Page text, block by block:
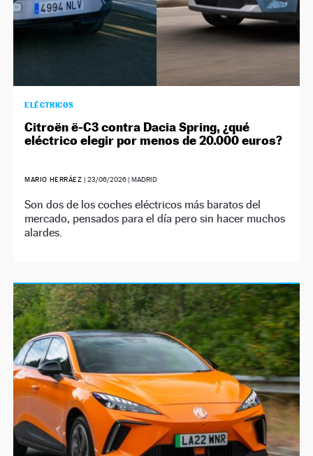
ELÉCTRICOS
Citroën ë-C3 contra Dacia Spring, ¿qué
eléctrico elegir por menos de 20.000 euros?
MARIO HERRÁEZ | 23/06/2026| MADRID
Son dos de los coches eléctricos más baratos del
mercado, pensados para el día pero sin hacer muchos
alardes.